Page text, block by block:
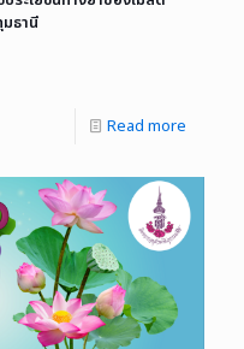
ธานี
Read more